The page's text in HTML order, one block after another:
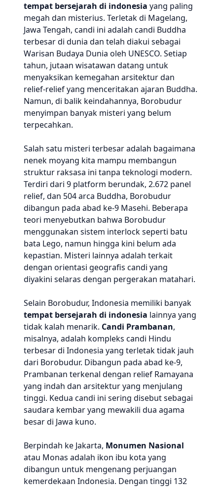
tempat bersejarah di indonesia yang paling
megah dan misterius. Terletak di Magelang,
Jawa Tengah, candi ini adalah candi Buddha
terbesar di dunia dan telah diakui sebagai
Warisan Budaya Dunia oleh UNESCO. Setiap
tahun, jutaan wisatawan datang untuk
menyaksikan kemegahan arsitektur dan
relief-relief yang menceritakan ajaran Buddha.
Namun, di balik keindahannya, Borobudur
menyimpan banyak misteri yang belum
terpecahkan.
Salah satu misteri terbesar adalah bagaimana
nenek moyang kita mampu membangun
struktur raksasa ini tanpa teknologi modern.
Terdiri dari 9 platform berundak, 2.672 panel
relief, dan 504 arca Buddha, Borobudur
dibangun pada abad ke-9 Masehi. Beberapa
teori menyebutkan bahwa Borobudur
menggunakan sistem interlock seperti batu
bata Lego, namun hingga kini belum ada
kepastian. Misteri lainnya adalah terkait
dengan orientasi geografis candi yang
diyakini selaras dengan pergerakan matahari.
Selain Borobudur, Indonesia memiliki banyak
tempat bersejarah di indonesia lainnya yang
tidak kalah menarik. Candi Prambanan,
misalnya, adalah kompleks candi Hindu
terbesar di Indonesia yang terletak tidak jauh
dari Borobudur. Dibangun pada abad ke-9,
Prambanan terkenal dengan relief Ramayana
yang indah dan arsitektur yang menjulang
tinggi. Kedua candi ini sering disebut sebagai
saudara kembar yang mewakili dua agama
besar di Jawa kuno.
Berpindah ke Jakarta, Monumen Nasional
atau Monas adalah ikon ibu kota yang
dibangun untuk mengenang perjuangan
kemerdekaan Indonesia. Dengan tinggi 132